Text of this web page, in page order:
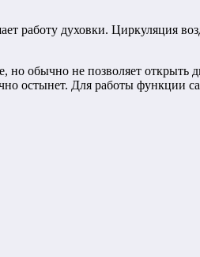
работу духовки. Циркуляция
обычно не позволяет открыть
остынет. Для работы функции